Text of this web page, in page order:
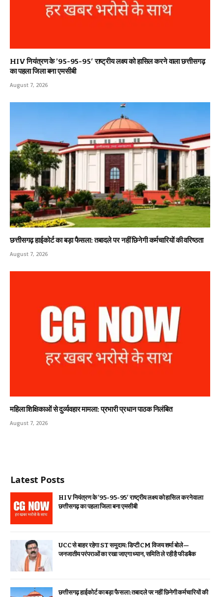
HIV नियंत्रण के ’95-95-95′ राष्ट्रीय लक्ष्य को हासिल करने वाला छत्तीसगढ़
का पहला जिला बना एमसीबी
August 7, 2026
छत्तीसगढ़ हाईकोर्ट का बड़ा फैसला: तबादले पर नहीं छिनेगी कर्मचारियों की वरिष्ठता
August 7, 2026
महिला शिक्षिकाओं से दुर्व्यवहार मामला: प्रभारी प्रधान पाठक निलंबित
August 7, 2026
Latest Posts
HIV नियंत्रण के ’95-95-95′ राष्ट्रीय लक्ष्य को हासिल करने वाला
छत्तीसगढ़ का पहला जिला बना एमसीबी
UCC से बाहर रहेगा ST समुदाय: डिप्टी CM विजय शर्मा बोले—
जनजातीय परंपराओं का रखा जाएगा ध्यान, समिति ले रही है फीडबैक
छत्तीसगढ़ हाईकोर्ट का बड़ा फैसला: तबादले पर नहीं छिनेगी कर्मचारियों की